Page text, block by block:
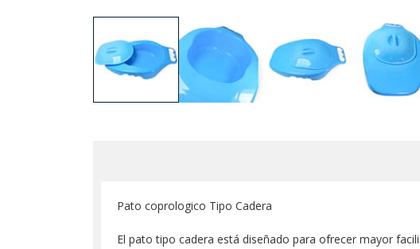
Pato coprologico Tipo Cadera
El pato tipo cadera está diseñado para ofrecer mayor